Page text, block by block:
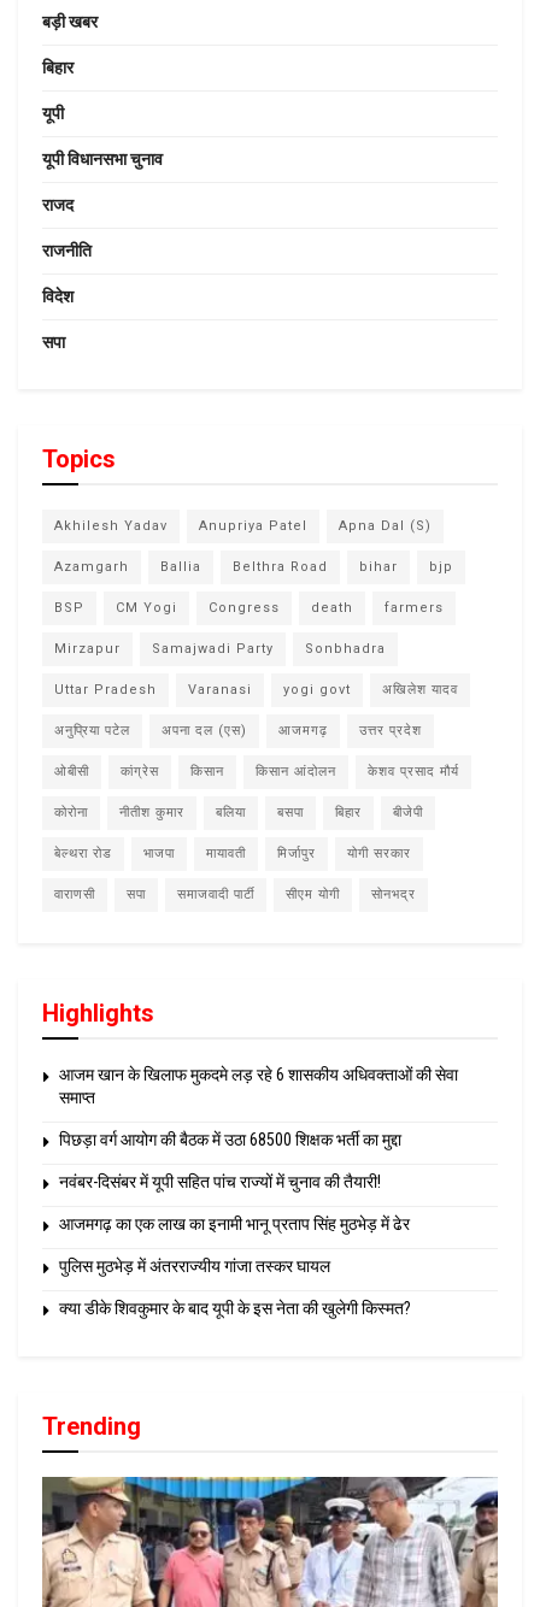
बड़ी खबर
बिहार
यूपी
यूपी विधानसभा चुनाव
राजद
राजनीति
विदेश
सपा
Topics
Akhilesh Yadav Anupriya Patel Apna Dal (S)
Azamgarh Ballia Belthra Road bihar bjp
BSP CM Yogi Congress death farmers
Mirzapur Samajwadi Party Sonbhadra
Uttar Pradesh Varanasi yogi govt अखिलेश यादव
अनुप्रिया पटेल अपना दल (एस) आजमगढ़ उत्तर प्रदेश
ओबीसी कांग्रेस किसान किसान आंदोलन केशव प्रसाद मौर्य
कोरोना नीतीश कुमार बलिया बसपा बिहार बीजेपी
बेल्थरा रोड भाजपा मायावती मिर्जापुर योगी सरकार
वाराणसी सपा समाजवादी पार्टी सीएम योगी सोनभद्र
Highlights
आजम खान के खिलाफ मुकदमे लड़ रहे 6 शासकीय अधिवक्ताओं की सेवा
समाप्त
पिछड़ा वर्ग आयोग की बैठक में उठा 68500 शिक्षक भर्ती का मुद्दा
नवंबर-दिसंबर में यूपी सहित पांच राज्यों में चुनाव की तैयारी!
आजमगढ़ का एक लाख का इनामी भानू प्रताप सिंह मुठभेड़ में ढेर
पुलिस मुठभेड़ में अंतरराज्यीय गांजा तस्कर घायल
क्या डीके शिवकुमार के बाद यूपी के इस नेता की खुलेगी किस्मत?
Trending